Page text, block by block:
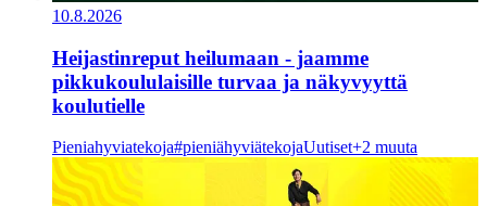
10.8.2026
Heijastinreput heilumaan - jaamme
pikkukoululaisille turvaa ja näkyvyyttä
koulutielle
Pieniahyviatekoja#pieniähyviätekojaUutiset+2 muuta